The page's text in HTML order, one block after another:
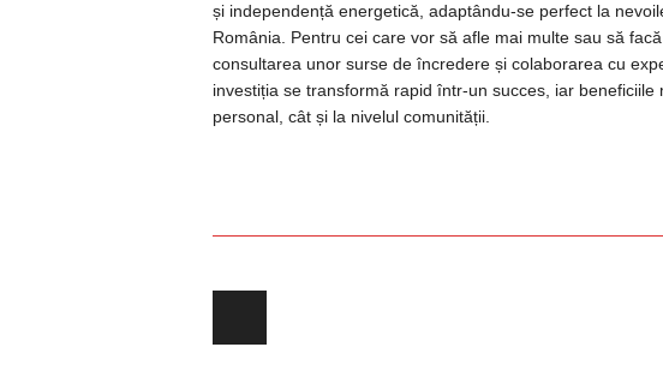
și independență energetică, adaptându-se perfect la
România. Pentru cei care vor să afle mai multe sau să
consultarea unor surse de încredere și colaborarea cu
investiția se transformă rapid într-un succes, iar
personal, cât și la nivelul comunității.